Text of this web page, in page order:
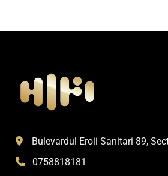
Bulevardul Eroii Sanitari 89,
0758818181